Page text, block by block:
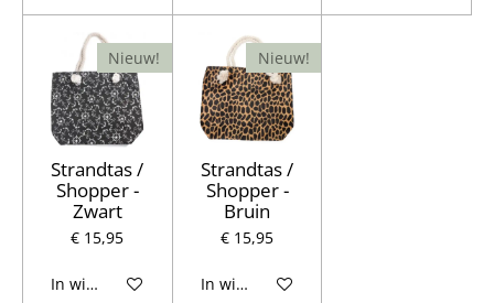
Nieuw!
Strandtas /
Shopper -
Zwart
€ 15,95
In winkelwagen
Nieuw!
Strandtas /
Shopper -
Bruin
€ 15,95
In winkelwagen